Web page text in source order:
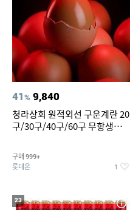
41% 9,840
청라상회 원적외선 구운계란 20
구/30구/40구/60구 무항생제
구매 999+
롯데온 1
23